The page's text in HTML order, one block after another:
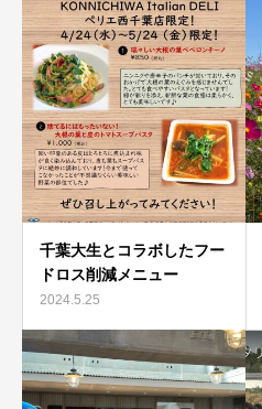
千葉大生とコラボしたフー
ドロス削減メニュー
2024.5.25